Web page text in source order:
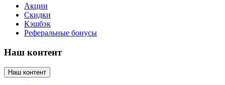
Акции
Скидки
Кэшбэк
Реферальные бонусы
Наш контент
Наш контент